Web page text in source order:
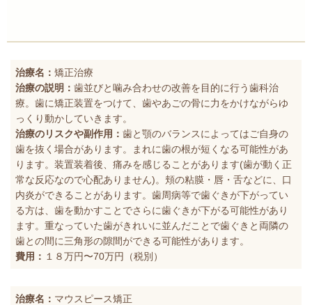
治療名： 矯正治療
治療の説明： 歯並びと噛み合わせの改善を目的に行う歯科治
療。歯に矯正装置をつけて、歯やあごの骨に力をかけながらゆ
っくり動かしていきます。
治療のリスクや副作用： 歯と顎のバランスによってはご自身の
歯を抜く場合があります。まれに歯の根が短くなる可能性があ
ります。装置装着後、痛みを感じることがあります(歯が動く正
常な反応なので心配ありません)。頬の粘膜・唇・舌などに、口
内炎ができることがあります。歯周病等で歯ぐきが下がってい
る方は、歯を動かすことでさらに歯ぐきが下がる可能性があり
ます。重なっていた歯がきれいに並んだことで歯ぐきと両隣の
歯との間に三角形の隙間ができる可能性があります。
費用： １８万円〜70万円（税別）
治療名： マウスピース矯正